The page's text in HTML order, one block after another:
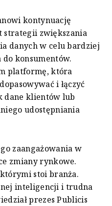
kontynuację
zwiększania
danych w celu bardziej
konsumentów.
platformę, która
i łączyć
dane klientów lub
udostępniania
zaangażowania w
zmiany rynkowe.
stoi branża.
inteligencji i trudna
prezes Publicis